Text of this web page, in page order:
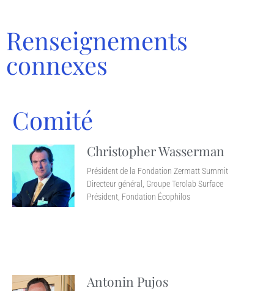
Renseignements
connexes
Comité
Christopher Wasserman
Président de la Fondation Zermatt Summit
Directeur général, Groupe Terolab Surface
Président, Fondation Écophilos
Antonin Pujos